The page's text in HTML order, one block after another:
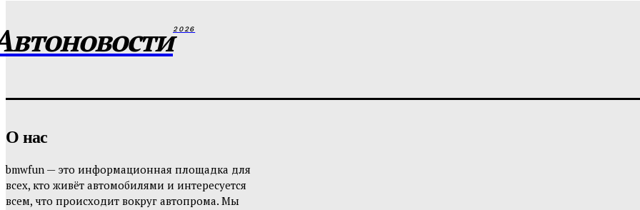
2026
О нас
bmwfun — это информационная площадка для
всех, кто живёт автомобилями и интересуется
всем, что происходит вокруг автопрома. Мы